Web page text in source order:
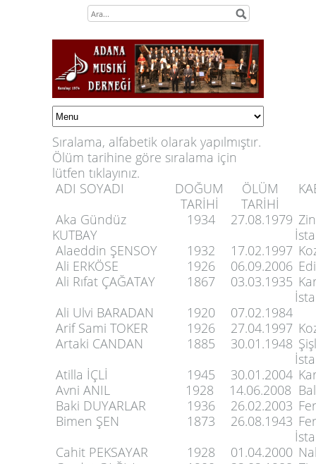
Sıralama, alfabetik olarak yapılmıştır.
Ölüm tarihine göre sıralama için
lütfen tıklayınız.
ADI SOYADI
DOĞUM
TARİHİ
ÖLÜM
TARİHİ
Aka Gündüz
KUTBAY
1934 27.08.1979
Alaeddin ŞENSOY
1932 17.02.1997
Ali ERKÖSE
1926 06.09.2006
Ali Rıfat ÇAĞATAY
1867 03.03.1935
Ali Ulvi BARADAN
1920
07.02.1984
Arif Sami TOKER
1926 27.04.1997
Artaki CANDAN
1885 30.01.1948
Atilla İÇLİ
1945 30.01.2004
Avni ANIL
1928 14.06.2008
Baki DUYARLAR
1936 26.02.2003
Bimen ŞEN
1873 26.08.1943
Cahit PEKSAYAR
1928 01.04.2000